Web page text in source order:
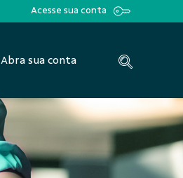
Acesse sua conta
Abra sua conta